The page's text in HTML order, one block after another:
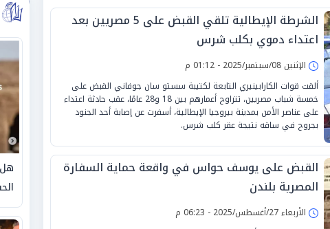
الشرطة الإيطالية تلقي القبض على 5 مصريين بعد
اعتداء دموي بكلب شرس
الإثنين 08/سبتمبر/2025 - 01:12 م
ألقت قوات الكارابينيري التابعة لكتيبة سستو سان جوفاني القبض على
خمسة شباب مصريين، تتراوح أعمارهم بين 18 و28 عامًا، عقب حادثة اعتداء
على عناصر الأمن بمدينة بيروجيا الإيطالية، أسفرت عن إصابة أحد الجنود
بجروح في ساقه نتيجة عقر كلب شرس.
القبض على يوسف حواس في واقعة حماية السفارة
المصرية بلندن
الأربعاء 27/أغسطس/2025 - 06:23 م